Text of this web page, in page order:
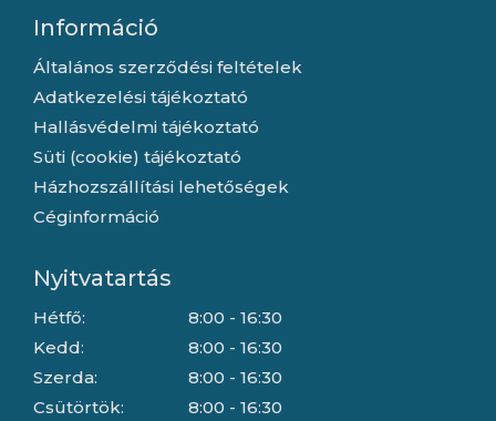
Információ
Általános szerződési feltételek
Adatkezelési tájékoztató
Hallásvédelmi tájékoztató
Süti (cookie) tájékoztató
Házhozszállítási lehetőségek
Céginformáció
Nyitvatartás
Hétfő:
Kedd:
Szerda:
Csütörtök:
8:00 - 16:30
8:00 - 16:30
8:00 - 16:30
8:00 - 16:30